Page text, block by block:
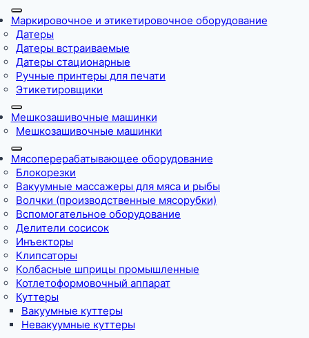
Маркировочное и этикетировочное оборудование
Датеры
Датеры встраиваемые
Датеры стационарные
Ручные принтеры для печати
Этикетировщики
Мешкозашивочные машинки
Мешкозашивочные машинки
Мясоперерабатывающее оборудование
Блокорезки
Вакуумные массажеры для мяса и рыбы
Волчки (производственные мясорубки)
Вспомогательное оборудование
Делители сосисок
Инъекторы
Клипсаторы
Колбасные шприцы промышленные
Котлетоформовочный аппарат
Куттеры
Вакуумные куттеры
Невакуумные куттеры